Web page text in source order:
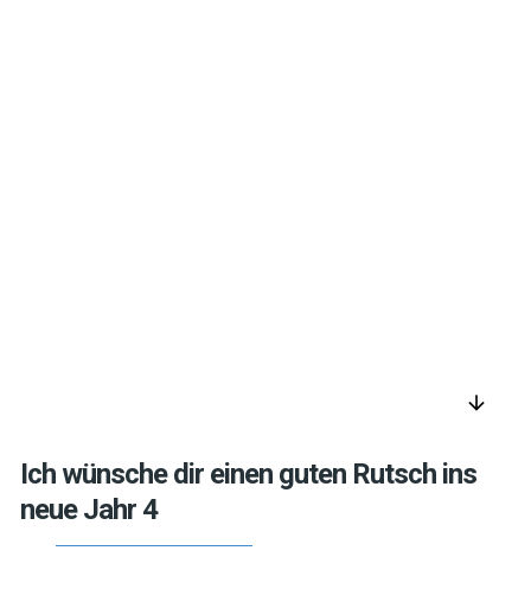
arrow_downward
Ich wünsche dir einen guten Rutsch ins
neue Jahr 4